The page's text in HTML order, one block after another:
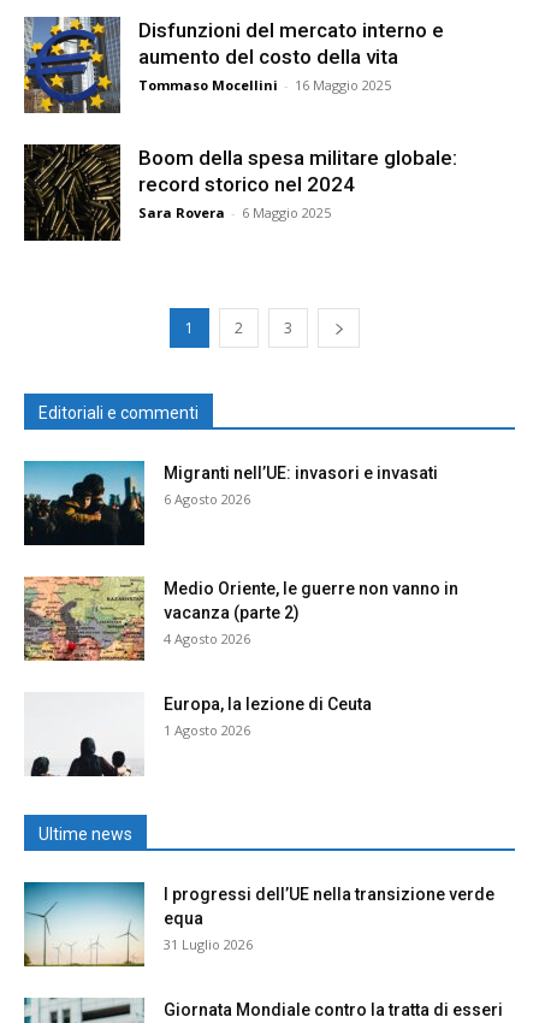
Disfunzioni del mercato interno e
aumento del costo della vita
Tommaso Mocellini - 16 Maggio 2025
Boom della spesa militare globale:
record storico nel 2024
Sara Rovera - 6 Maggio 2025
1 2 3
Editoriali e commenti
Migranti nell’UE: invasori e invasati
6 Agosto 2026
Medio Oriente, le guerre non vanno in
vacanza (parte 2)
4 Agosto 2026
Europa, la lezione di Ceuta
1 Agosto 2026
Ultime news
I progressi dell’UE nella transizione verde
equa
31 Luglio 2026
Giornata Mondiale contro la tratta di esseri